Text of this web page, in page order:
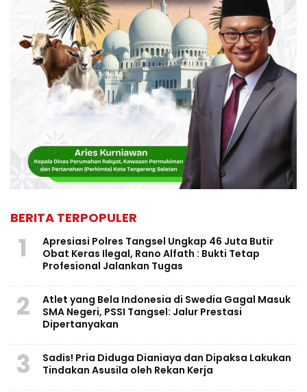
BERITA TERPOPULER
1
Apresiasi Polres Tangsel Ungkap 46 Juta Butir
Obat Keras Ilegal, Rano Alfath : Bukti Tetap
Profesional Jalankan Tugas
2
Atlet yang Bela Indonesia di Swedia Gagal Masuk
SMA Negeri, PSSI Tangsel: Jalur Prestasi
Dipertanyakan
3
Sadis! Pria Diduga Dianiaya dan Dipaksa Lakukan
Tindakan Asusila oleh Rekan Kerja